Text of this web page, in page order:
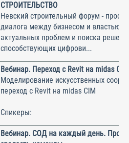
СТРОИТЕЛЬСТВО
Невский строительный форум -
диалога между бизнесом и властью,
актуальных проблем и поиска
способствующих цифрови...
Вебинар. Переход с Revit на midas CIM
Моделирование искусственных
переход с Revit на midas CIM
Спикеры:
Вебинар. СОД на каждый день.